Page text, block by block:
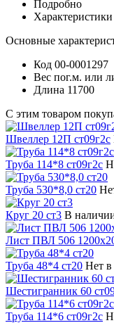
Подробно
Характеристики
Основные
Код 00-0001297
Вес пог.м. или
Длина 11700
С этим товаром
Швеллер 12П ст09г2с
Труба 114*8 ст09г2с
Труба 530*8,0 ст20
Круг 20 ст3 В
Лист ПВЛ 506
Труба 48*4 ст20 Нет в
Шестигранник 60
Труба 114*6 ст09г2с